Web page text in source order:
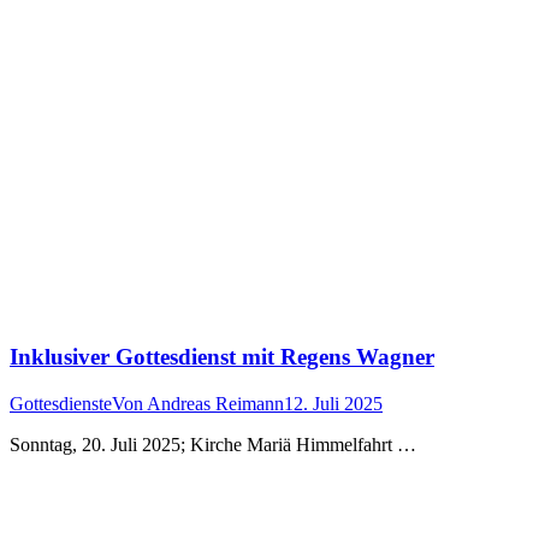
Inklusiver Gottesdienst mit Regens Wagner
GottesdiensteVon Andreas Reimann12. Juli 2025
Sonntag, 20. Juli 2025; Kirche Mariä Himmelfahrt …